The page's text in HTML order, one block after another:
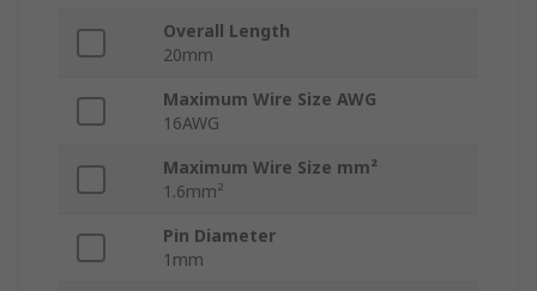
Overall Length
20mm
Maximum Wire Size AWG
16AWG
Maximum Wire Size mm²
1.6mm²
Pin Diameter
1mm